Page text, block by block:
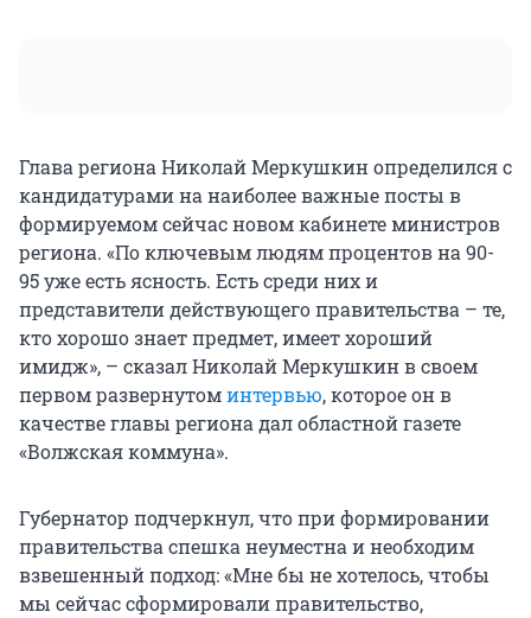
Глава региона Николай Меркушкин определился с
кандидатурами на наиболее важные посты в
формируемом сейчас новом кабинете министров
региона. «По ключевым людям процентов на 90-
95 уже есть ясность. Есть среди них и
представители действующего правительства – те,
кто хорошо знает предмет, имеет хороший
имидж», – сказал Николай Меркушкин в своем
первом развернутоминтервью, которое он в
качестве главы региона дал областной газете
«Волжская коммуна».
Губернатор подчеркнул, что при формировании
правительства спешка неуместна и необходим
взвешенный подход: «Мне бы не хотелось, чтобы
мы сейчас сформировали правительство,